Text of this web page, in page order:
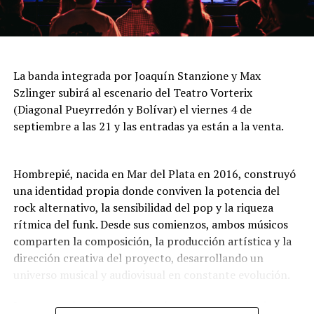
cuidada puesta escénica, capaz de sorprender tanto a
quienes siguen el tango desde siempre como a quienes
Jueves 6 a las 21: “Dejando huella para que lo nuestro
nunca muera”
aniversario con una noche de folklore que combina
música, danza y tradición. La propuesta incluye una
fiesta de pañuelos en la que se comparten recuerdos,
abrazos y el sentimiento por las danzas nativas. Entrada
Viernes 7 a las 20: “Con alma española y algo más”
Espectáculo de canción, copla española, flamenco y
más, en el que la cantante Mariela Deanes interpreta
baladas, canciones y coplas del repertorio de grandes
artistas de España, incursiona en el tango argentino y
flamencos de cante y baile y un cierre a toda rumba.
La banda integrada por Joaquín Stanzione y Max
Szlinger subirá al escenario del Teatro Vorterix
(Diagonal Pueyrredón y Bolívar) el viernes 4 de
septiembre a las 21 y las entradas ya están a la venta.
Hombrepié, nacida en Mar del Plata en 2016, construyó
una identidad propia donde conviven la potencia del
rock alternativo, la sensibilidad del pop y la riqueza
rítmica del funk. Desde sus comienzos, ambos músicos
comparten la composición, la producción artística y la
dirección creativa del proyecto, desarrollando un
universo musical y audiovisual en constante evolución.
Lo que pasaba mientras dormías representa el primer